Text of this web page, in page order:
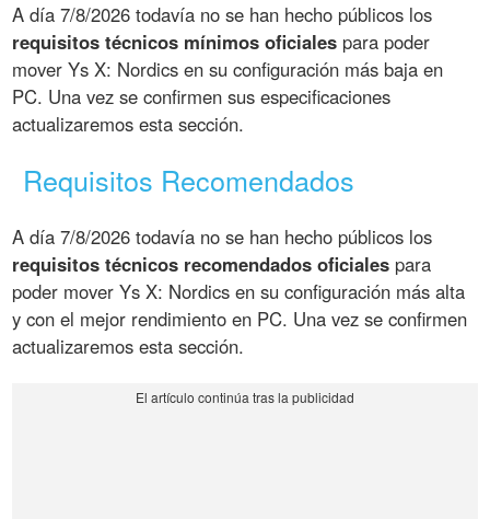
A día 7/8/2026 todavía no se han hecho públicos los
requisitos técnicos mínimos oficiales para poder
mover Ys X: Nordics en su configuración más baja en
PC. Una vez se confirmen sus especificaciones
actualizaremos esta sección.
Requisitos Recomendados
A día 7/8/2026 todavía no se han hecho públicos los
requisitos técnicos recomendados oficiales para
poder mover Ys X: Nordics en su configuración más alta
y con el mejor rendimiento en PC. Una vez se confirmen
actualizaremos esta sección.